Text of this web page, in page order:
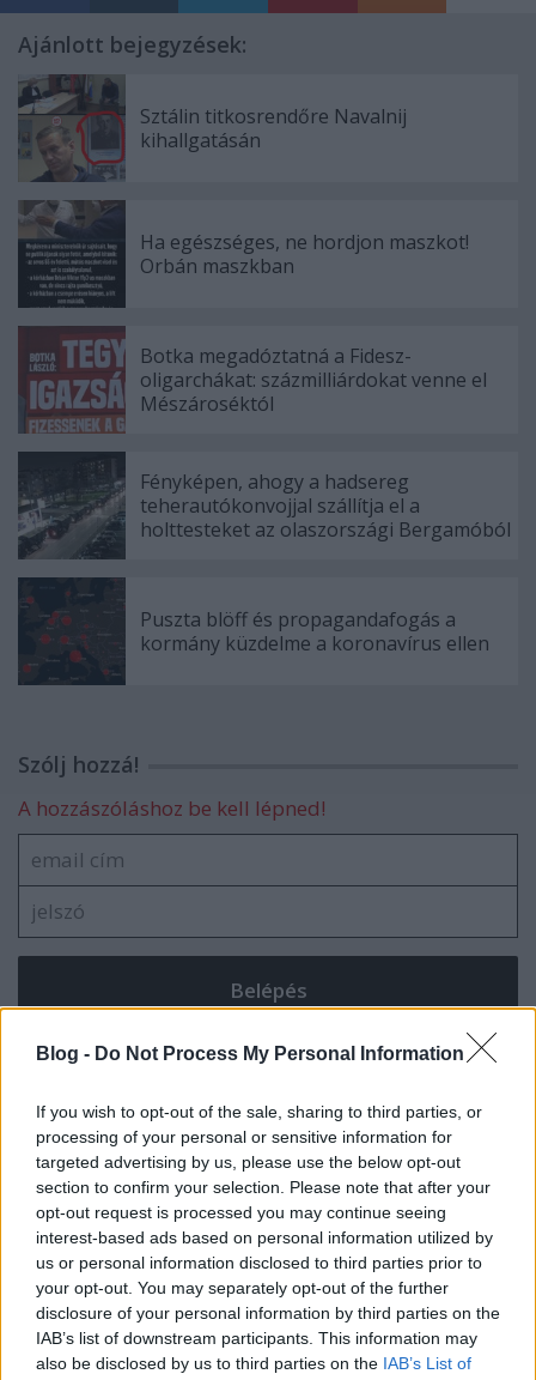
Blog - Do Not Process My Personal Information
If you wish to opt-out of the sale, sharing to third parties, or
processing of your personal or sensitive information for
targeted advertising by us, please use the below opt-out
section to confirm your selection. Please note that after your
opt-out request is processed you may continue seeing
interest-based ads based on personal information utilized by
us or personal information disclosed to third parties prior to
your opt-out. You may separately opt-out of the further
disclosure of your personal information by third parties on the
IAB’s list of downstream participants. This information may
also be disclosed by us to third parties on the IAB’s List of
Ajánlott bejegyzések:
Sztálin titkosrendőre Navalnij
kihallgatásán
Ha egészséges, ne hordjon maszkot!
Orbán maszkban
Botka megadóztatná a Fidesz-
oligarchákat: százmilliárdokat venne el
Mészároséktól
Fényképen, ahogy a hadsereg
teherautókonvojjal szállítja el a
holttesteket az olaszországi Bergamóból
Puszta blöff és propagandafogás a
kormány küzdelme a koronavírus ellen
Szólj hozzá!
A hozzászóláshoz be kell lépned!
VAGY
Egyallampolgar